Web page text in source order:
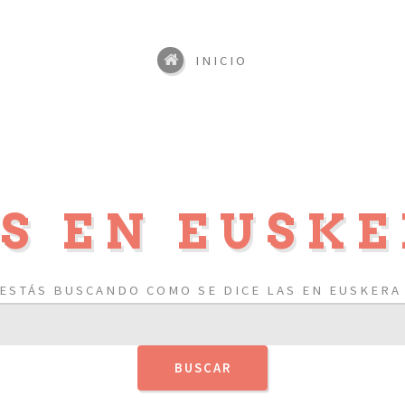
EN
BUSCANDO COMO SE DICE LAS EN EUSKERA
INICIO